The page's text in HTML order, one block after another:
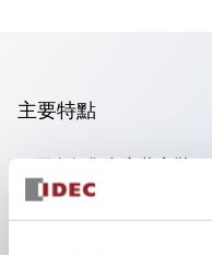
主要特點
可進行集合密著安裝
附鎖選擇開關採用高